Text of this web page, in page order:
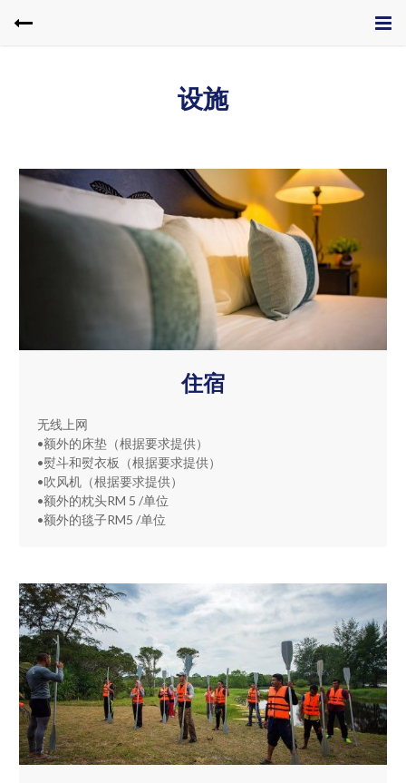
设施
住宿
无线上网
•额外的床垫（根据要求提供）
•熨斗和熨衣板（根据要求提供）
•吹风机（根据要求提供）
•额外的枕头RM 5 /单位
•额外的毯子RM5 /单位